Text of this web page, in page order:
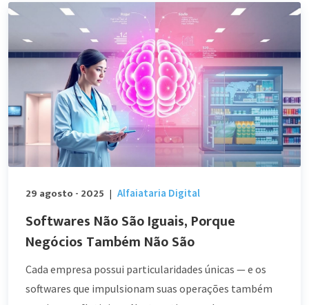
29 agosto - 2025 | Alfaiataria Digital
Softwares Não São Iguais, Porque
Negócios Também Não São
Cada empresa possui particularidades únicas — e os
softwares que impulsionam suas operações também